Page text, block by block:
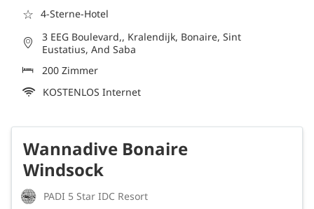
☆ 4-Sterne-Hotel
3 EEG Boulevard,, Kralendijk, Bonaire, Sint
Eustatius, And Saba
200 Zimmer
KOSTENLOS Internet
Wannadive Bonaire
Windsock
PADI 5 Star IDC Resort